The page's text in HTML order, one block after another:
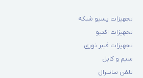
تجهیزات پسیو شبکه
تجهیزات اکتیو
تجهیزات فیبر نوری
سیم و کابل
تلفن سانترال